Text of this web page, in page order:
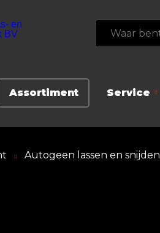
Assortiment Service
Autogeen lassen en snijden